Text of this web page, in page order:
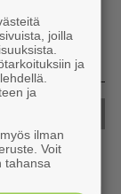
joilla
ja
ja
ilman
Voit
tahansa